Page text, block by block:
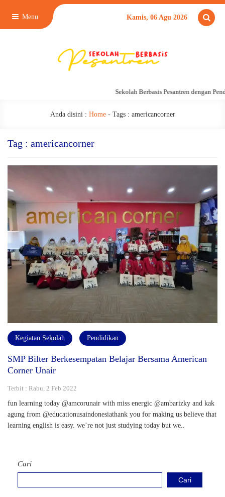
Menu Kamis, 06 Agu 2026
Sekolah Berbasis Pesantren dengan
Anda disini : Home- Tags : americancorner
Tag : americancorner
Kegiatan Sekolah Pendidikan
SMP Bilter Berkesempatan Belajar Bersama American
Corner Unair
Terbit : Rabu, 2 Feb 2022
fun learning today @amcorunair with miss energic @ambarizky and kak
agung from @educationusaindonesiathank you for making us believe that
learning english is easy. we’re not just studying today but we..
Cari
Cari